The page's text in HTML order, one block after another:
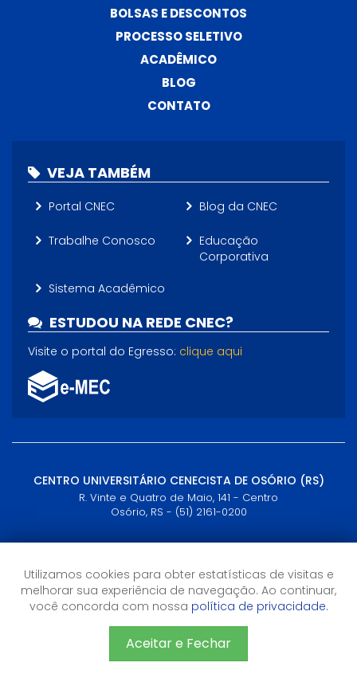
BOLSAS E DESCONTOS
PROCESSO SELETIVO
ACADÊMICO
BLOG
CONTATO
VEJA TAMBÉM
Portal CNEC Blog da CNEC
Trabalhe Conosco
Educação
Corporativa
Sistema Acadêmico
ESTUDOU NA REDE CNEC?
Visite o portal do Egresso: clique aqui
CENTRO UNIVERSITÁRIO CENECISTA DE OSÓRIO (RS)
R. Vinte e Quatro de Maio, 141 - Centro
Osório, RS - (51) 2161-0200
Semana: 09h às 21h
Sábados: 09h às 12h
1905.relacionamento@cnec.br (Presencial)
cead.relacionamento@cnec.br (Curso EAD)
CNEC 2026 - Todos os direitos reservados
Sistema de Ensino CNEC
Utilizamos cookies para obter estatísticas de visitas e
melhorar sua experiência de navegação. Ao continuar,
você concorda com nossa política de privacidade.
Aceitar e Fechar